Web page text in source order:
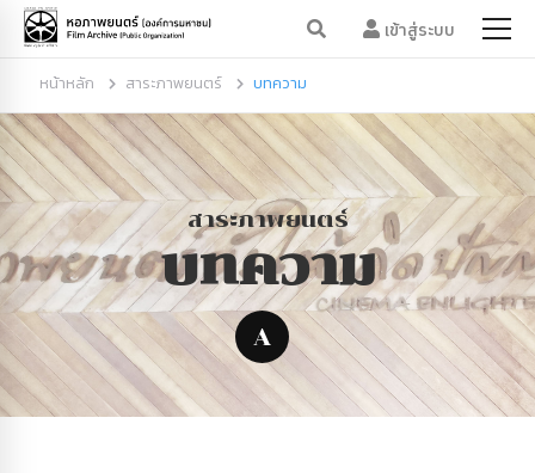
เข้าสู่ระบบ
หน้าหลัก สาระภาพยนตร์ บทความ
สาระภาพยนตร์
บทความ
A